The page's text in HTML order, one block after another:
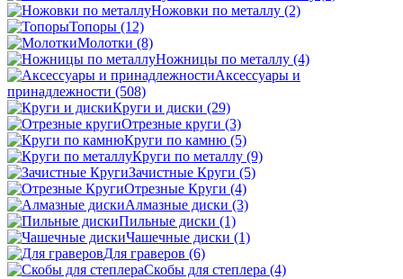
Ножовки по металлу (2)
Топоры (12)
Молотки (8)
Ножницы по металлу (4)
Аксессуары и
принадлежности (508)
Круги и диски (29)
Отрезные круги (3)
Круги по камню (5)
Круги по металлу (9)
Зачистные Круги (5)
Отрезные Круги (4)
Алмазные диски (3)
Пильные диски (1)
Чашечные диски (1)
Для граверов (6)
Скобы для степлера (4)